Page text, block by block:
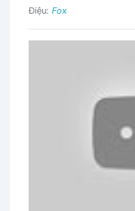
Điệu: Fox